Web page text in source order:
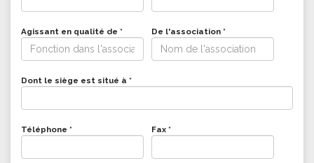
Agissant en qualité de * De l'association*
Dont le siège est situé à *
Téléphone * Fax*